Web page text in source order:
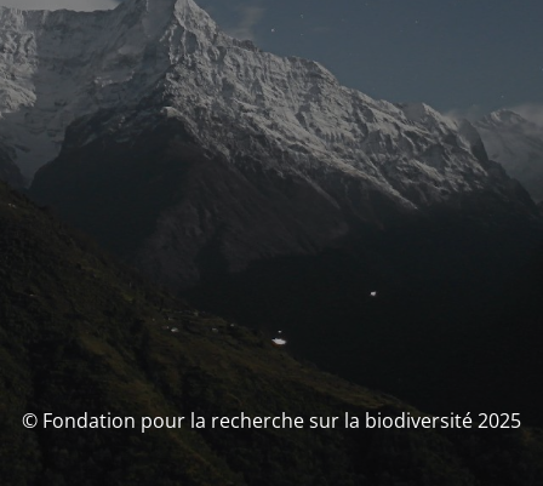
© Fondation pour la recherche sur la biodiversité 2025